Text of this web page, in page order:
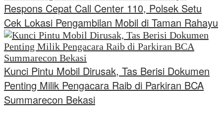
Respons Cepat Call Center 110, Polsek Setu
Cek Lokasi Pengambilan Mobil di Taman Rahayu
Kunci Pintu Mobil Dirusak, Tas Berisi Dokumen
Penting Milik Pengacara Raib di Parkiran BCA
Summarecon Bekasi